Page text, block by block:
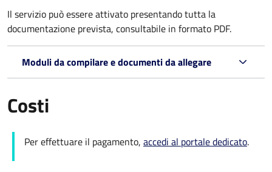
Il servizio può essere attivato presentando tutta la
documentazione prevista, consultabile in formato PDF.
Moduli da compilare e documenti da allegare
Costi
Per effettuare il pagamento, accedi al portale dedicato.